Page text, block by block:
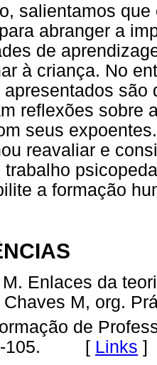
salientamos
abranger a
de
à criança. No
apresentados são
reflexões sobre
seus
reavaliar e
trabalho
a formação
Enlaces da
M, org.
de
105. [ Links ]